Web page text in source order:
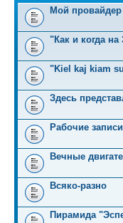
Мой
"Как и когда
"Kiel kaj kiam
Здесь
Рабочие
Вечные
Всяко-разно
Пирамида